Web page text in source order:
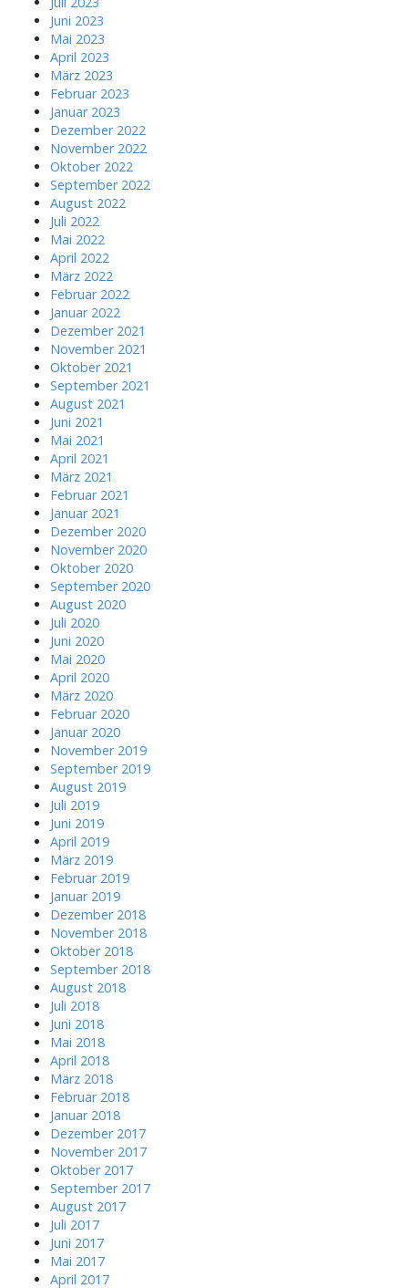
Juni 2023
Mai 2023
April 2023
März 2023
Februar 2023
Januar 2023
Dezember 2022
November 2022
Oktober 2022
September 2022
August 2022
Juli 2022
Mai 2022
April 2022
März 2022
Februar 2022
Januar 2022
Dezember 2021
November 2021
Oktober 2021
September 2021
August 2021
Juni 2021
Mai 2021
April 2021
März 2021
Februar 2021
Januar 2021
Dezember 2020
November 2020
Oktober 2020
September 2020
August 2020
Juli 2020
Juni 2020
Mai 2020
April 2020
März 2020
Februar 2020
Januar 2020
November 2019
September 2019
August 2019
Juli 2019
Juni 2019
April 2019
März 2019
Februar 2019
Januar 2019
Dezember 2018
November 2018
Oktober 2018
September 2018
August 2018
Juli 2018
Juni 2018
Mai 2018
April 2018
März 2018
Februar 2018
Januar 2018
Dezember 2017
November 2017
Oktober 2017
September 2017
August 2017
Juli 2017
Juni 2017
Mai 2017
April 2017